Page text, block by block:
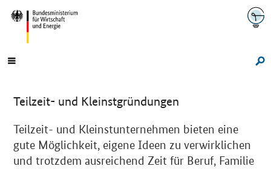
Navigation
Hauptmenü
Teilzeit- und Kleinstgründungen
Teilzeit- und Kleinstunternehmen bieten eine
gute Möglichkeit, eigene Ideen zu verwirklichen
und trotzdem ausreichend Zeit für Beruf, Familie